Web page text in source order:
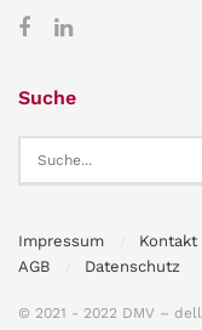
Suche
Impressum Kontakt
AGB
Datenschutz
© 2021 - 2022 DMV –